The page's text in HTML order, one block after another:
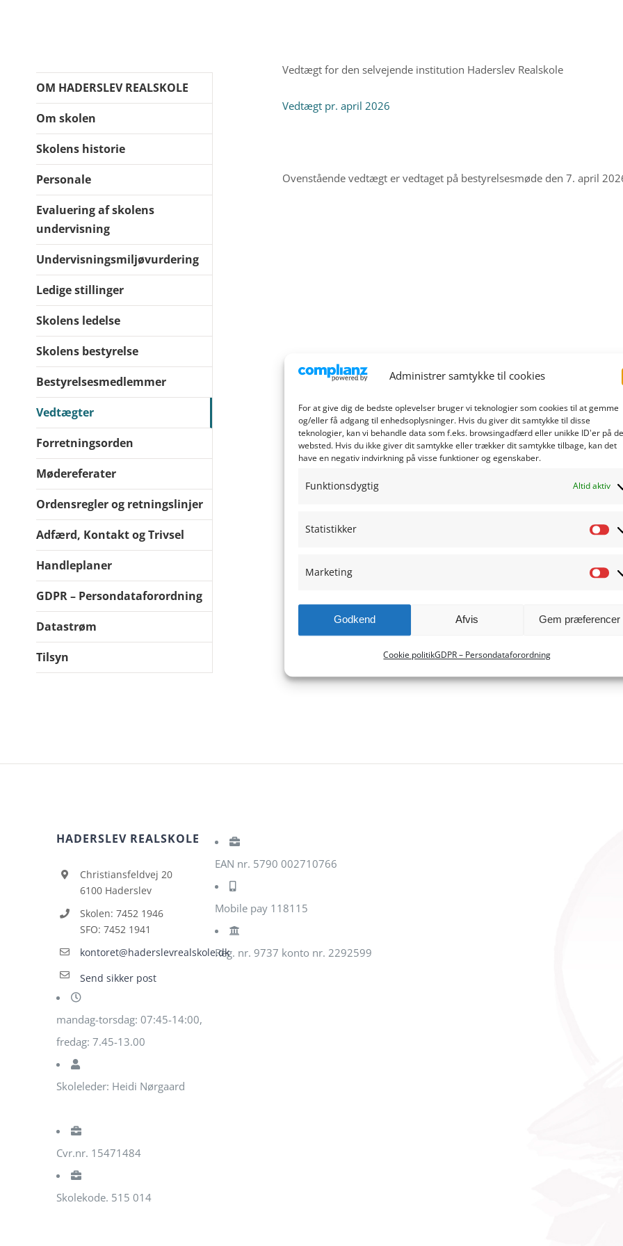
Administrer samtykke til cookies
For at give dig de bedste oplevelser bruger vi teknologier som cookies til at gemme
og/eller få adgang til enhedsoplysninger. Hvis du giver dit samtykke til disse
teknologier, kan vi behandle data som f.eks. browsingadfærd eller unikke ID'er på
websted. Hvis du ikke giver dit samtykke eller trækker dit samtykke tilbage, kan det
have en negativ indvirkning på visse funktioner og egenskaber.
Funktionsdygtig Altid aktiv
Statistikker
Marketing
Godkend Afvis Gem præferencer
Cookie politikGDPR – Persondataforordning
Vedtægt for den selvejende institution Haderslev Realskole
Vedtægt pr. april 2026
Ovenstående vedtægt er vedtaget på bestyrelsesmøde den 7. april
OM HADERSLEV REALSKOLE
Om skolen
Skolens historie
Personale
Evaluering af skolens
undervisning
Undervisningsmiljøvurdering
Ledige stillinger
Skolens ledelse
Skolens bestyrelse
Bestyrelsesmedlemmer
Vedtægter
Forretningsorden
Mødereferater
Ordensregler og retningslinjer
Adfærd, Kontakt og Trivsel
Handleplaner
GDPR – Persondataforordning
Datastrøm
Tilsyn
HADERSLEV REALSKOLE
Christiansfeldvej 20
6100 Haderslev
Skolen: 7452 1946
SFO: 7452 1941
kontoret@haderslevrealskole.dk
Send sikker post
mandag-torsdag: 07:45-14:00,
fredag: 7.45-13.00
Skoleleder: Heidi Nørgaard
Cvr.nr. 15471484
Skolekode. 515 014
EAN nr. 5790 002710766
Mobile pay 118115
Reg. nr. 9737 konto nr. 2292599